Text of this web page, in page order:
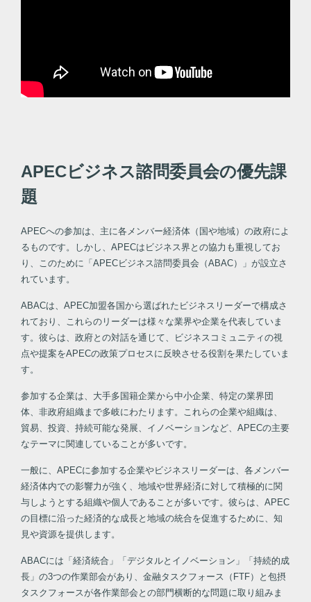
APECビジネス諮問委員会の優先課
題
APECへの参加は、主に各メンバー経済体（国や地域）の政府によ
るものです。しかし、APECはビジネス界との協力も重視してお
り、このために「APECビジネス諮問委員会（ABAC）」が設立さ
れています。
ABACは、APEC加盟各国から選ばれたビジネスリーダーで構成さ
れており、これらのリーダーは様々な業界や企業を代表していま
す。彼らは、政府との対話を通じて、ビジネスコミュニティの視
点や提案をAPECの政策プロセスに反映させる役割を果たしていま
す。
参加する企業は、大手多国籍企業から中小企業、特定の業界団
体、非政府組織まで多岐にわたります。これらの企業や組織は、
貿易、投資、持続可能な発展、イノベーションなど、APECの主要
なテーマに関連していることが多いです。
一般に、APECに参加する企業やビジネスリーダーは、各メンバー
経済体内での影響力が強く、地域や世界経済に対して積極的に関
与しようとする組織や個人であることが多いです。彼らは、APEC
の目標に沿った経済的な成長と地域の統合を促進するために、知
見や資源を提供します。
ABACには「経済統合」「デジタルとイノベーション」「持続的成
長」の3つの作業部会があり、金融タスクフォース（FTF）と包摂
タスクフォースが各作業部会との部門横断的な問題に取り組みま